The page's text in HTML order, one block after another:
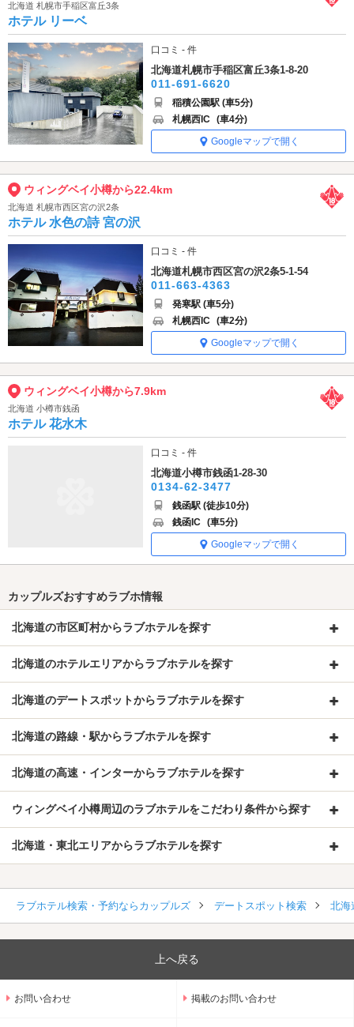
北海道 札幌市手稲区富丘3条
ホテル リーベ
口コミ - 件
北海道札幌市手稲区富丘3条1-8-20
011-691-6620
稲積公園駅 (車5分)
札幌西IC (車4分)
Googleマップで開く
ウィングベイ小樽から22.4km
北海道 札幌市西区宮の沢2条
ホテル 水色の詩 宮の沢
口コミ - 件
北海道札幌市西区宮の沢2条5-1-54
011-663-4363
発寒駅 (車5分)
札幌西IC (車2分)
Googleマップで開く
ウィングベイ小樽から7.9km
北海道 小樽市銭函
ホテル 花水木
口コミ - 件
北海道小樽市銭函1-28-30
0134-62-3477
銭函駅 (徒歩10分)
銭函IC (車5分)
Googleマップで開く
カップルズおすすめラブホ情報
北海道の市区町村からラブホテルを探す
北海道のホテルエリアからラブホテルを探す
北海道のデートスポットからラブホテルを探す
北海道の路線・駅からラブホテルを探す
北海道の高速・インターからラブホテルを探す
ウィングベイ小樽周辺のラブホテルをこだわり条件から探す
北海道・東北エリアからラブホテルを探す
ラブホテル検索・予約ならカップルズ デートスポット検索 北海
上へ戻る
お問い合わせ 掲載のお問い合わせ